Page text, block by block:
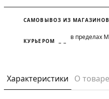
САМОВЫВОЗ ИЗ МАГАЗИНОВ
КУРЬЕРОМ в пределах
Характеристики О товаре